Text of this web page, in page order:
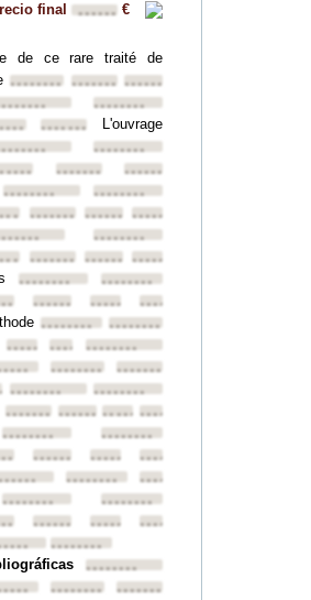
final •••••• €
de ce rare traité de
•••••••• •••••••• ••••••••
••••••••
•••••••• L'ouvrage
••••••••
••••••••
••••••••
••••••••
••••••••
•••••••• ••••••••••••••••
••••••••
•••••••• ••••••••••••••••
••••••••
••••••••
•••••••• ••••••••••••••••
••••••••
••••••••
••••••••••••••••••••••••
••••••••
••••••••
••••••••
••••••••
••••••••••••••••••••••••••••••••
••••••••
••••••••
•••••••• ••••••••••••••••
••••••••
••••••••
••••••••
••••••••
•••••••• ••••••••••••••••
••••••••
••••••••
••••••••
••••••••